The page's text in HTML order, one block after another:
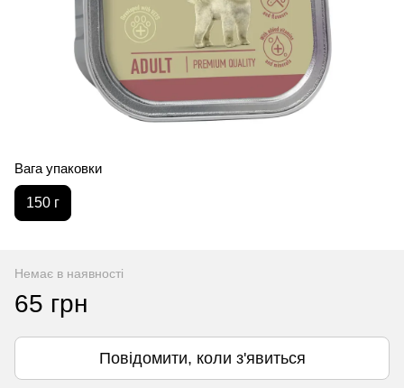
Вага упаковки
150 г
Немає в наявності
65 грн
Повідомити, коли з'явиться